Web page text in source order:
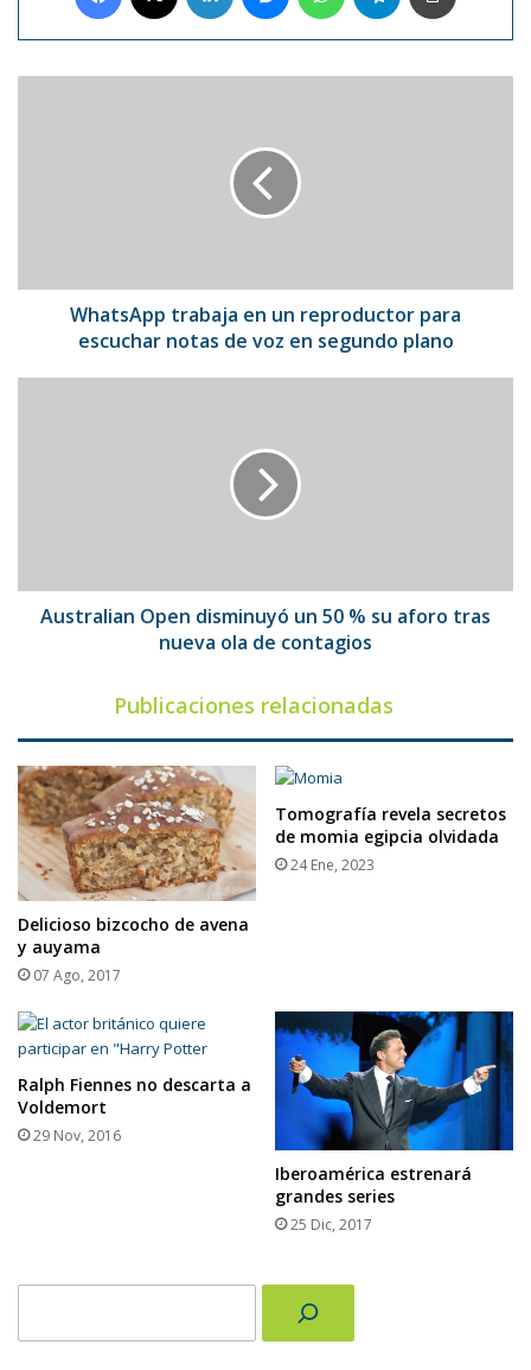
de
WhatsApp trabaja en un reproductor para
escuchar notas de voz en segundo plano
tras
nueva
Australian Open disminuyó un 50 % su aforo tras
nueva ola de contagios
Publicaciones relacionadas
Delicioso bizcocho de avena
y auyama
07 Ago, 2017
Tomografía revela secretos
de momia egipcia olvidada
24 Ene, 2023
Ralph Fiennes no descarta a
Voldemort
29 Nov, 2016
Iberoamérica estrenará
grandes series
25 Dic, 2017